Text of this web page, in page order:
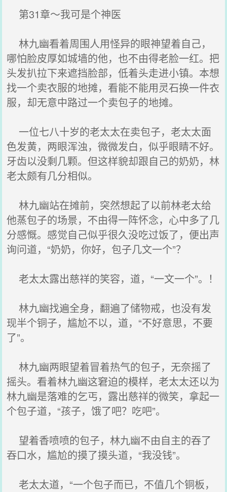
第31章～我可是个神医
林九幽看着周围人用怪异的眼神望着自己，
哪怕脸皮厚如城墙的他，也不由得老脸一红。把
头发扒拉下来遮挡脸部，低着头走进小镇。本想
找一个卖衣服的地摊，看能不能用灵石换一件衣
服，却无意中路过一个卖包子的地摊。
一位七八十岁的老太太在卖包子，老太太面
色发黄，两眼浑浊，微微发白，似乎眼睛不好。
牙齿以没剩几颗。但这样貌却跟自己的奶奶，林
老太颇有几分相似。
林九幽站在摊前，突然想起了以前林老太给
他蒸包子的场景，不由得一阵怀念，心中多了几
分感慨。感觉自己似乎很久没吃过饭了，便出声
询问道，“奶奶，你好，包子几文一个”？
老太太露出慈祥的笑容，道，“一文一个”。！
林九幽找遍全身，翻遍了储物戒，也没有发
现半个铜子，尴尬不以，道，“不好意思，不要
了”。
林九幽两眼望着冒着热气的包子，无奈摇了
摇头。看着林九幽这窘迫的模样，老太太还以为
林九幽是落难的乞丐，露出慈祥的微笑，拿起一
个包子道，“孩子，饿了吧？吃吧”。
望着香喷喷的包子，林九幽不由自主的吞了
吞口水，尴尬的摸了摸头道，“我没钱”。
老太太道，“一个包子而已，不值几个铜板，